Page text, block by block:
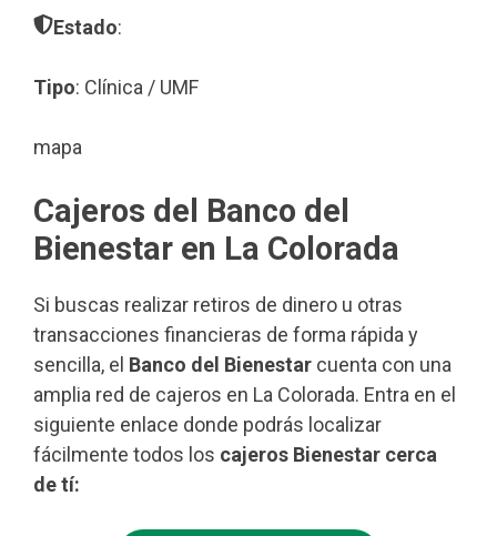
Estado:
Tipo: Clínica / UMF
mapa
Cajeros del Banco del
Bienestar en La Colorada
Si buscas realizar retiros de dinero u otras
transacciones financieras de forma rápida y
sencilla, el Banco del Bienestar cuenta con una
amplia red de cajeros en La Colorada. Entra en el
siguiente enlace donde podrás localizar
fácilmente todos los cajeros Bienestar cerca
de tí: